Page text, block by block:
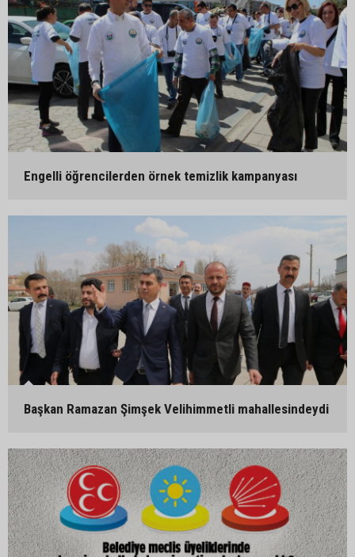
Engelli öğrencilerden örnek temizlik kampanyası
Başkan Ramazan Şimşek Velihimmetli mahallesindeydi